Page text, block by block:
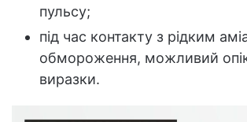
пульсу;
під час контакту з рідким
обмороження, можливий
виразки.